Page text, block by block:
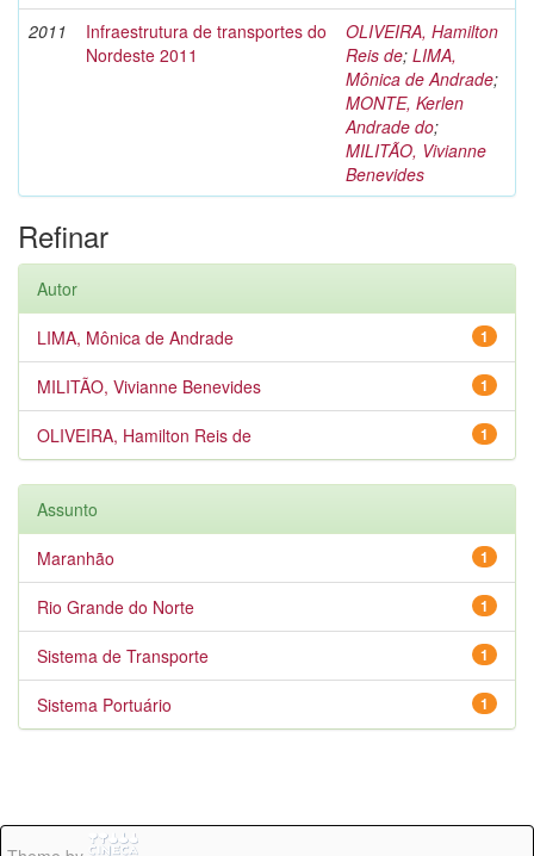
2011
Infraestrutura de transportes do
Nordeste 2011
OLIVEIRA, Hamilton
Reis de; LIMA,
Mônica de Andrade;
MONTE, Kerlen
Andrade do;
MILITÃO, Vivianne
Benevides
Refinar
Autor
1
LIMA, Mônica de Andrade
1
MILITÃO, Vivianne Benevides
1
OLIVEIRA, Hamilton Reis de
Assunto
1
Maranhão
1
Rio Grande do Norte
1
Sistema de Transporte
1
Sistema Portuário